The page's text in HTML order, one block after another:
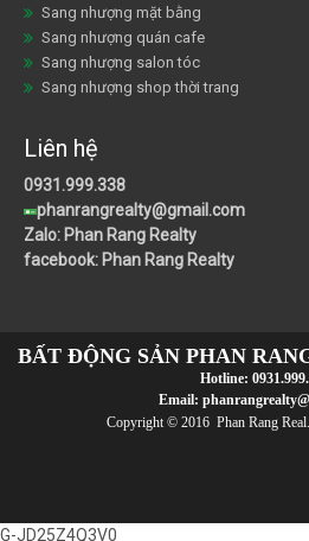
Sang nhượng mặt bằng
Sang nhượng quán cafe
Sang nhượng salon tóc
Sang nhượng shop thời trang
Liên hệ
0931.999.338
phanrangrealty@gmail.com
Zalo: Phan Rang Realty
facebook: Phan Rang Realty
BẤT ĐỘNG SẢN PHAN
Hotline:
Email:
Copyright © 2016 Phan Rang
G-JD25Z4Q3V0